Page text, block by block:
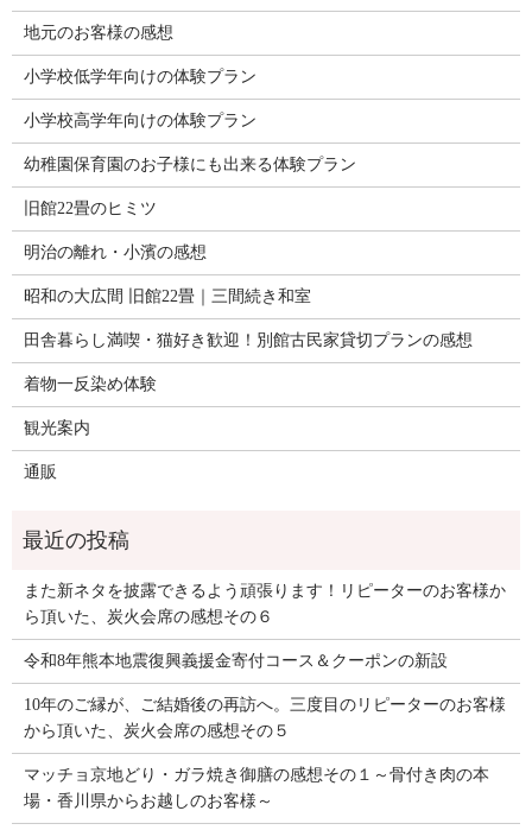
地元のお客様の感想
小学校低学年向けの体験プラン
小学校高学年向けの体験プラン
幼稚園保育園のお子様にも出来る体験プラン
旧館22畳のヒミツ
明治の離れ・小濱の感想
昭和の大広間 旧館22畳｜三間続き和室
田舎暮らし満喫・猫好き歓迎！別館古民家貸切プランの感想
着物一反染め体験
観光案内
通販
また新ネタを披露できるよう頑張ります！リピーターのお客様か
ら頂いた、炭火会席の感想その６
令和8年熊本地震復興義援金寄付コース＆クーポンの新設
10年のご縁が、ご結婚後の再訪へ。三度目のリピーターのお客様
から頂いた、炭火会席の感想その５
マッチョ京地どり・ガラ焼き御膳の感想その１～骨付き肉の本
場・香川県からお越しのお客様～